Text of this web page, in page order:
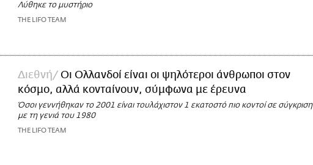
Λύθηκε το μυστήριο
THE LIFO TEAM
Διεθνή
Οι Ολλανδοί είναι οι ψηλότεροι άνθρωποι στον
κόσμο, αλλά κονταίνουν, σύμφωνα με έρευνα
Όσοι γεννήθηκαν το 2001 είναι τουλάχιστον 1 εκατοστό πιο κοντοί σε σύγκριση
με τη γενιά του 1980
THE LIFO TEAM